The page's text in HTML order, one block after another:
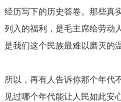
经历写下的历史答卷。那些真
列入的福利，是毛主席给劳动
是我们这个民族最难以磨灭的
所以，再有人告诉你那个年代
见过哪个年代能让人民如此安